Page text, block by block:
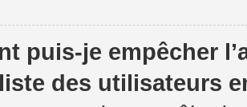
puis-je empêcher
des utilisateurs